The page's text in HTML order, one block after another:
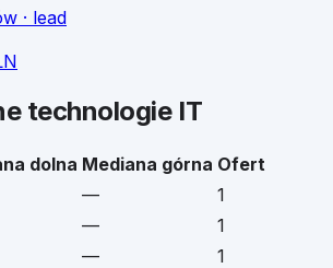
· lead
technologie IT
dolna Mediana górna Ofert
—
1
—
1
—
1